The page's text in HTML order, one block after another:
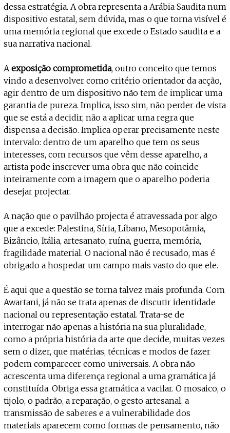
dessa estratégia. A obra representa a Arábia Saudita num
dispositivo estatal, sem dúvida, mas o que torna visível é
uma memória regional que excede o Estado saudita e a
sua narrativa nacional.
Aexposição comprometida, outro conceito que temos
vindo a desenvolver como critério orientador da acção,
agir dentro de um dispositivo não tem de implicar uma
garantia de pureza. Implica, isso sim, não perder de vista
que se está a decidir, não a aplicar uma regra que
dispensa a decisão. Implica operar precisamente neste
intervalo: dentro de um aparelho que tem os seus
interesses, com recursos que vêm desse aparelho, a
artista pode inscrever uma obra que não coincide
inteiramente com a imagem que o aparelho poderia
desejar projectar.
A nação que o pavilhão projecta é atravessada por algo
que a excede: Palestina, Síria, Líbano, Mesopotâmia,
Bizâncio, Itália, artesanato, ruína, guerra, memória,
fragilidade material. O nacional não é recusado, mas é
obrigado a hospedar um campo mais vasto do que ele.
É aqui que a questão se torna talvez mais profunda. Com
Awartani, já não se trata apenas de discutir identidade
nacional ou representação estatal. Trata-se de
interrogar não apenas a história na sua pluralidade,
como a própria história da arte que decide, muitas vezes
sem o dizer, que matérias, técnicas e modos de fazer
podem comparecer como universais. A obra não
acrescenta uma diferença regional a uma gramática já
constituída. Obriga essa gramática a vacilar. O mosaico, o
tijolo, o padrão, a reparação, o gesto artesanal, a
transmissão de saberes e a vulnerabilidade dos
materiais aparecem como formas de pensamento, não